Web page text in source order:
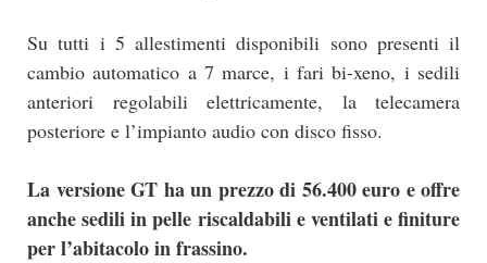
Su tutti i 5 allestimenti disponibili sono presenti il
cambio automatico a 7 marce, i fari bi-xeno, i sedili
anteriori regolabili elettricamente, la telecamera
posteriore e l’impianto audio con disco fisso.
La versione GT ha un prezzo di 56.400 euro e offre
anche sedili in pelle riscaldabili e ventilati e finiture
per l’abitacolo in frassino.